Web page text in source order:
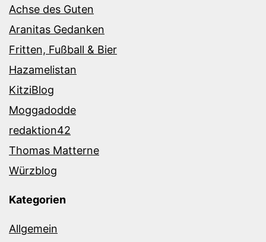
Achse des Guten
Aranitas Gedanken
Fritten, Fußball & Bier
Hazamelistan
KitziBlog
Moggadodde
redaktion42
Thomas Matterne
Würzblog
Kategorien
Allgemein